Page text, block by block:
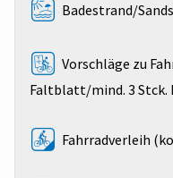
Badestrand/
Vorschläge zu
Faltblatt/mind. 3 Stck.
Fahrradverleih